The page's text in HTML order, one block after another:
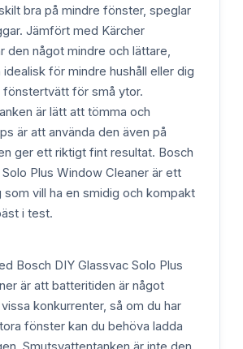
bra på mindre fönster, speglar
Jämfört med Kärcher
den något mindre och lättare,
för mindre hushåll eller dig
fönstertvätt för små ytor.
är lätt att tömma och
är att använda den även på
ger ett riktigt fint resultat. Bosch
Plus Window Cleaner är ett
som vill ha en smidig och kompakt
i test.
Bosch DIY Glassvac Solo Plus
är att batteritiden är något
konkurrenter, så om du har
fönster kan du behöva ladda